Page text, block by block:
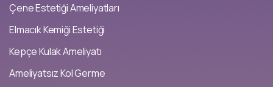
Çene Estetiği Ameliyatları
Elmacık Kemiği Estetiği
Kepçe Kulak Ameliyatı
Ameliyatsız Kol Germe